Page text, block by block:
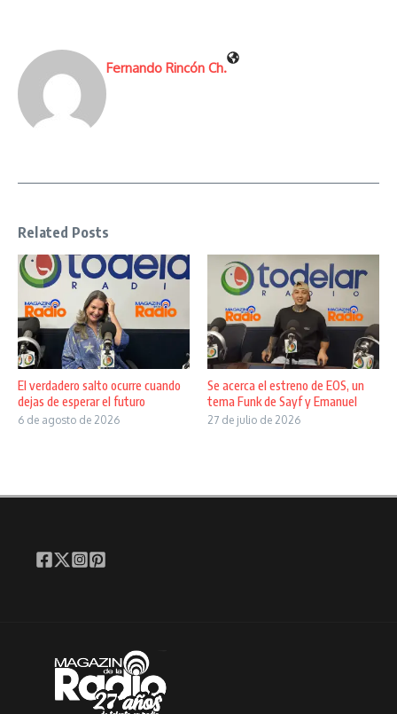
Fernando Rincón Ch.
Related Posts
El verdadero salto ocurre cuando
dejas de esperar el futuro
6 de agosto de 2026
Se acerca el estreno de EOS, un
tema Funk de Sayf y Emanuel
27 de julio de 2026